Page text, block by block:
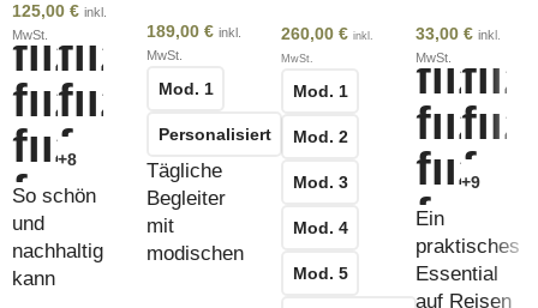
125,00 € inkl.
MwSt.
+8
So schön
und
nachhaltig
kann
189,00 € inkl.
MwSt.
Mod. 1
Personalisiert
Tägliche
Begleiter
mit
modischen
260,00 € inkl.
MwSt.
Mod. 1
Mod. 2
Mod. 3
Mod. 4
Mod. 5
33,00 € inkl.
MwSt.
+9
Ein
praktisches
Essential
auf Reisen